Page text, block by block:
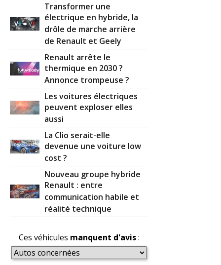
Transformer une
électrique en hybride, la
drôle de marche arrière
de Renault et Geely
Renault arrête le
thermique en 2030 ?
Annonce trompeuse ?
Les voitures électriques
peuvent exploser elles
aussi
La Clio serait-elle
devenue une voiture low
cost ?
Nouveau groupe hybride
Renault : entre
communication habile et
réalité technique
Ces véhicules manquent d'avis: